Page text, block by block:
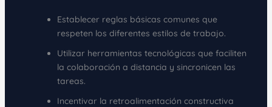
Establecer reglas básicas comunes que
respeten los diferentes estilos de trabajo.
Utilizar herramientas tecnológicas que faciliten
la colaboración a distancia y sincronicen las
tareas.
Incentivar la retroalimentación constructiva